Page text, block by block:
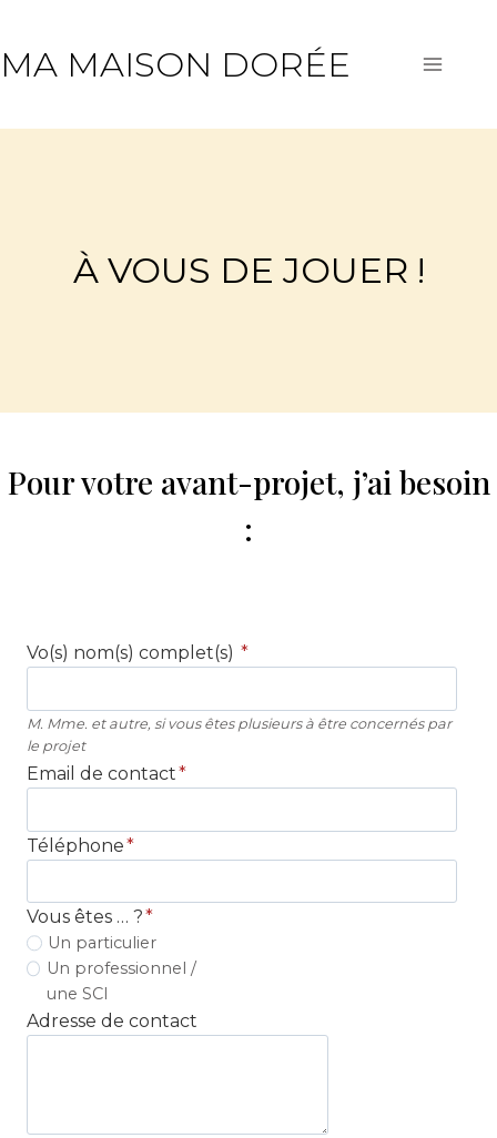
contenu
MA MAISON DORÉE
À VOUS DE JOUER !
Pour votre avant-projet, j’ai besoin
:
Vo(s) nom(s) complet(s) *
M. Mme. et autre, si vous êtes plusieurs à être concernés par
le projet
Email de contact*
Téléphone*
Vous êtes … ?*
Un particulier
Un professionnel /
une SCI
Adresse de contact